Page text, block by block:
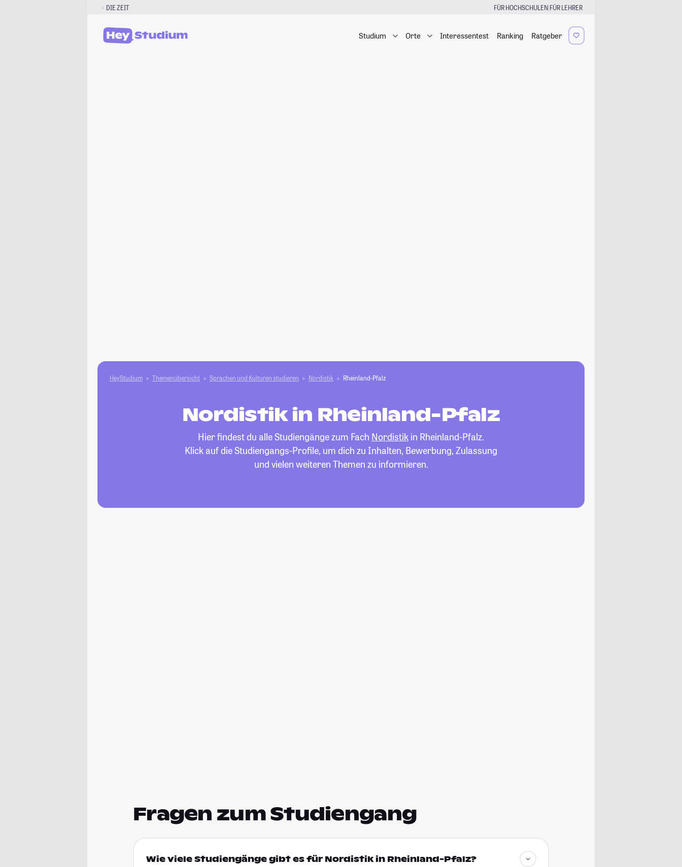
DIE ZEIT FÜR HOCHSCHULEN|FÜR LEHRER
Studium Orte Interessentest Ranking Ratgeber
HeyStudium Themenübersicht Sprachen und Kulturen studieren Nordistik Rheinland-Pfalz
Nordistik in Rheinland-Pfalz
Hier findest du alle Studiengänge zum Fach Nordistik in Rheinland-Pfalz.
Klick auf die Studiengangs-Profile, um dich zu Inhalten, Bewerbung, Zulassung
und vielen weiteren Themen zu informieren.
Fragen zum Studiengang
Wie viele Studiengänge gibt es für Nordistik in Rheinland-Pfalz?